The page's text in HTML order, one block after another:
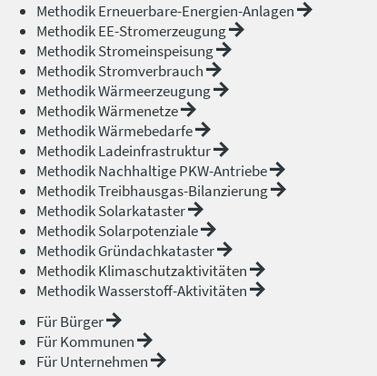
Methodik Erneuerbare-Energien-Anlagen
Methodik EE-Stromerzeugung
Methodik Stromeinspeisung
Methodik Stromverbrauch
Methodik Wärmeerzeugung
Methodik Wärmenetze
Methodik Wärmebedarfe
Methodik Ladeinfrastruktur
Methodik Nachhaltige PKW-Antriebe
Methodik Treibhausgas-Bilanzierung
Methodik Solarkataster
Methodik Solarpotenziale
Methodik Gründachkataster
Methodik Klimaschutzaktivitäten
Methodik Wasserstoff-Aktivitäten
Für Bürger
Für Kommunen
Für Unternehmen